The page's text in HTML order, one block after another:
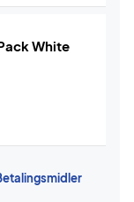
White